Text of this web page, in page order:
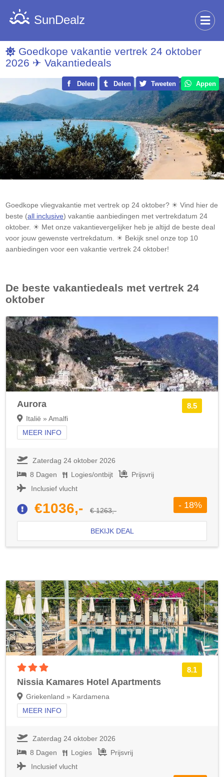
SunDealz
Goedkope vakantie vertrek 24 oktober
2026 ✈ Vakantiedeals
Delen Delen Tweeten Appen
Goedkope vliegvakantie met vertrek op 24 oktober? ☀ Vind hier de
beste (all inclusive) vakantie aanbiedingen met vertrekdatum 24
oktober. ☀ Met onze vakantievergelijker heb je altijd de beste deal
voor jouw gewenste vertrekdatum. ☀ Bekijk snel onze top 10
aanbiedingen voor een vakantie vertrek 24 oktober!
De beste vakantiedeals met vertrek 24
oktober
8.5
Aurora
Italië » Amalfi
MEER INFO
Zaterdag 24 oktober 2026
8 Dagen
Logies/ontbijt
Prijsvrij
Inclusief vlucht
€1036,- € 1263,-
- 18%
BEKIJK DEAL
8.1
Nissia Kamares Hotel Apartments
Griekenland » Kardamena
MEER INFO
Zaterdag 24 oktober 2026
8 Dagen
Logies
Prijsvrij
Inclusief vlucht